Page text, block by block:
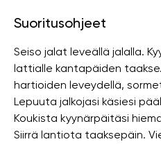
Suoritusohjeet
Seiso jalat leveällä jalalla.
lattialle kantapäiden
hartioiden leveydellä,
Lepuuta jalkojasi käsiesi
Koukista kyynärpäitäsi
Siirrä lantiota taaksepäin.